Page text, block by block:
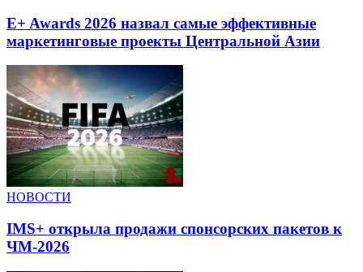
E+ Awards 2026 назвал самые эффективные
маркетинговые проекты Центральной Азии
НОВОСТИ
IMS+ открыла продажи спонсорских пакетов к
ЧМ-2026